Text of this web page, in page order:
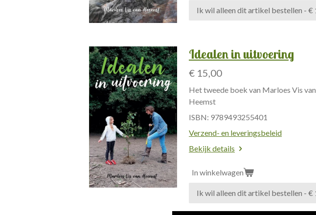
Idealen in uitvoering
€ 15,00
Het tweede boek van Marloes Vis van
Heemst
ISBN: 9789493255401
Verzend- en leveringsbeleid
Bekijk details
In winkelwagen